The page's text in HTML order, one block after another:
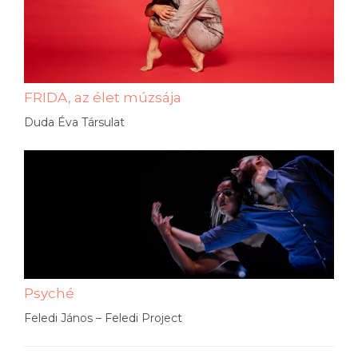
FRIDA, az élet múzsája
Duda Éva Társulat
Psyché
Feledi János – Feledi Project